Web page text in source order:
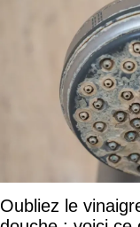
Oubliez le